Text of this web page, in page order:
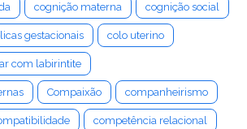
cognição materna cognição social
gestacionais colo uterino
com labirintite
Compaixão companheirismo
competência relacional